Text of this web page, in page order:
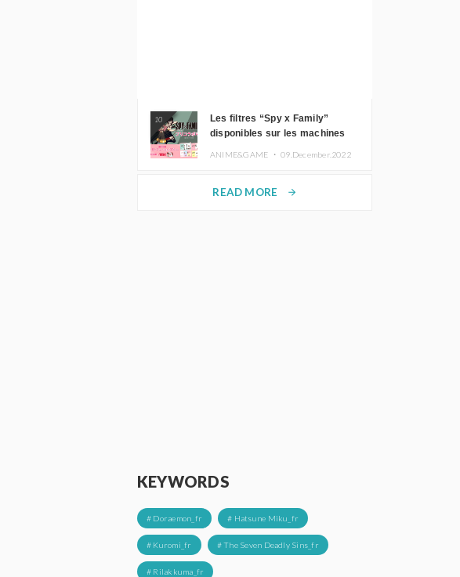
10
Les filtres “Spy x Family”
disponibles sur les machines
ANIME&GAME ・09.December.2022
READ MORE arrow_forward
KEYWORDS
# Doraemon_fr # Hatsune Miku_fr
# Kuromi_fr # The Seven Deadly Sins_fr
# Rilakkuma_fr